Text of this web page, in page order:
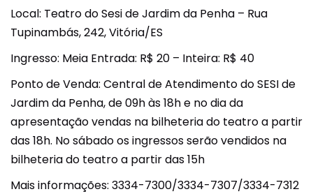
Local: Teatro do Sesi de Jardim da Penha – Rua
Tupinambás, 242, Vitória/ES
Ingresso: Meia Entrada: R$ 20 – Inteira: R$ 40
Ponto de Venda: Central de Atendimento do SESI de
Jardim da Penha, de 09h às 18h e no dia da
apresentação vendas na bilheteria do teatro a partir
das 18h. No sábado os ingressos serão vendidos na
bilheteria do teatro a partir das 15h
Mais informações: 3334-7300/3334-7307/3334-7312